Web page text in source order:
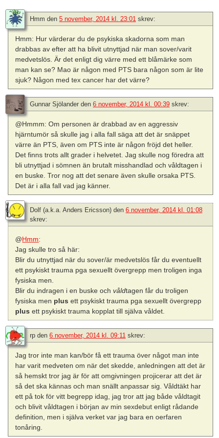
Hmm den 5 november, 2014 kl. 23:01 skrev:
Hmm: Hur värderar du de psykiska skadorna som man
drabbas av efter att ha blivit utnyttjad när man sover/varit
medvetslös. Är det enligt dig värre med ett blåmärke som
man kan se? Mao är någon med PTS bara någon som är lite
sjuk? Någon med tex cancer har det värre?
Gunnar Sjölander den 6 november, 2014 kl. 00:39 skrev:
@Hmmm: Om personen är drabbad av en aggressiv
hjärntumör så skulle jag i alla fall säga att det är snäppet
värre än PTS, även om PTS inte är någon fröjd det heller.
Det finns trots allt grader i helvetet. Jag skulle nog föredra att
bli utnyttjad i sömnen än brutalt misshandlad och våldtagen i
en buske. Tror nog att det senare även skulle orsaka PTS.
Det är i alla fall vad jag känner.
Dolf (a.k.a. Anders Ericsson) den 6 november, 2014 kl. 01:08
skrev:
@Hmm:
Jag skulle tro så här:
Blir du utnyttjad när du sover/är medvetslös får du eventuellt
ett psykiskt trauma pga sexuellt övergrepp men troligen inga
fysiska men.
Blir du indragen i en buske ochvåldtagen får du troligen
fysiska men plus ett psykiskt trauma pga sexuellt övergrepp
plus ett psykiskt trauma kopplat till själva våldet.
rp den 6 november, 2014 kl. 09:11 skrev:
Jag tror inte man kan/bör få ett trauma över något man inte
har varit medveten om när det skedde, anledningen att det är
så hemskt tror jag är för att omgivningen projicerar att det är
så det ska kännas och man snällt anpassar sig. Våldtäkt har
ett på tok för vitt begrepp idag, jag tror att jag både våldtagit
och blivit våldtagen i början av min sexdebut enligt rådande
definition, men i själva verket var jag bara en oerfaren
tonåring.